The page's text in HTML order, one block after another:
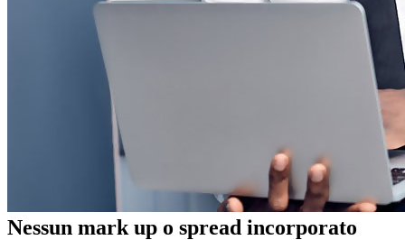
Nessun mark up o spread incorporato